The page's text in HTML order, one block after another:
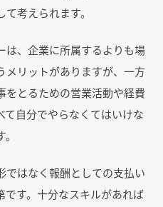
考えられます。
は、企業に所属するよりも場
メリットがありますが、一方
をとるための営業活動や経費
自分でやらなくてはいけな
ではなく報酬としての支払い
です。十分なスキルがあれば